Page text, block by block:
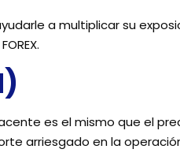
a multiplicar su
es el mismo que el
arriesgado en la